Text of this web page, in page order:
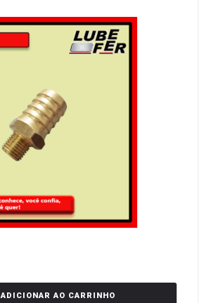
ADICIONAR AO CARRINHO